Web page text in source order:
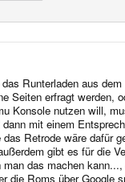
Runterladen aus
Seiten erfragt werden,
Konsole nutzen will,
mit einem
Retrode wäre dafür
gibt es für die
das machen
die Roms über Google